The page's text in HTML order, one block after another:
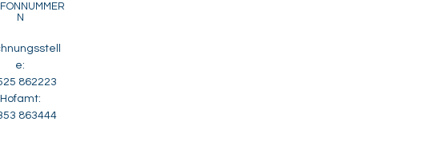
N
e:
862223
Hofamt:
863444